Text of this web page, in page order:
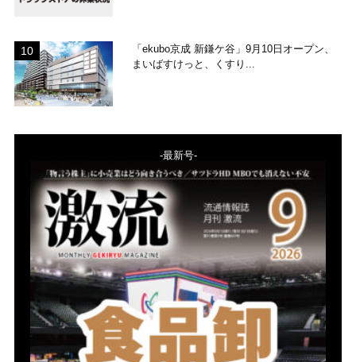
「ekubo京成 新鎌ケ谷」9月10日オープン、
まいばすけっと、くすり...
-最新号-